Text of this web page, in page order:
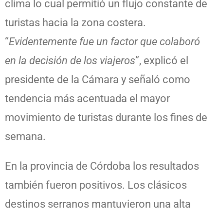
clima lo cual permitió un flujo constante de
turistas hacia la zona costera.
“Evidentemente fue un factor que colaboró
en la decisión de los viajeros”, explicó el
presidente de la Cámara y señaló como
tendencia más acentuada el mayor
movimiento de turistas durante los fines de
semana.
En la provincia de Córdoba los resultados
también fueron positivos. Los clásicos
destinos serranos mantuvieron una alta